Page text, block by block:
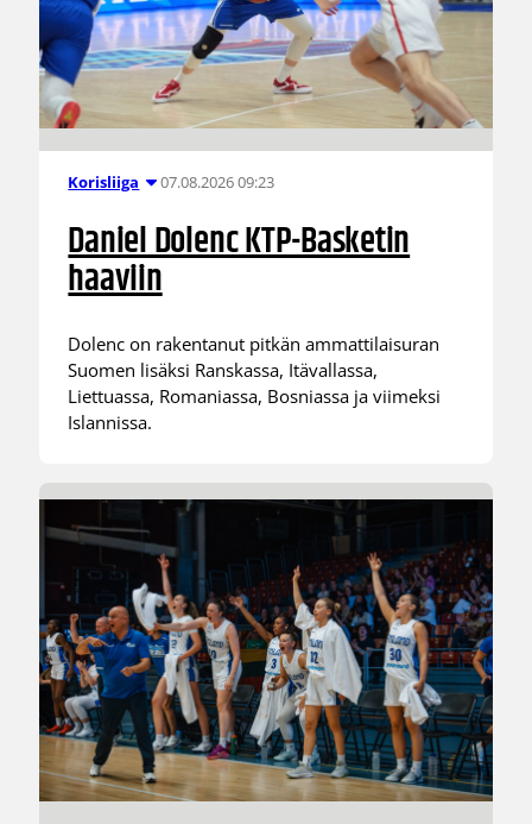
Korisliiga 07.08.2026 09:23
Daniel Dolenc KTP-Basketin
haaviin
Dolenc on rakentanut pitkän ammattilaisuran
Suomen lisäksi Ranskassa, Itävallassa,
Liettuassa, Romaniassa, Bosniassa ja viimeksi
Islannissa.